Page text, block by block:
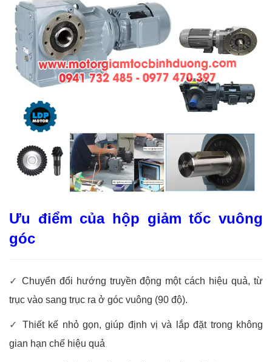
Ưu điểm của hộp giảm tốc vuông
góc
✓ Chuyển đổi hướng truyền động một cách hiệu quả, từ
trục vào sang trục ra ở góc vuông (90 độ).
✓ Thiết kế nhỏ gọn, giúp định vị và lắp đặt trong không
gian hạn chế hiệu quả